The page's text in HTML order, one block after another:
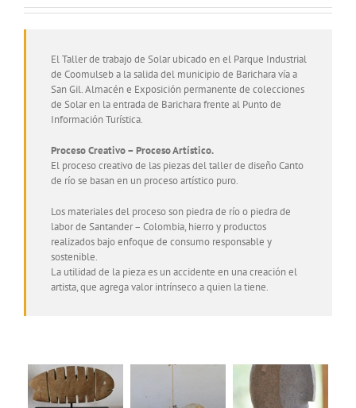
El Taller de trabajo de Solar ubicado en el Parque Industrial
de Coomulseb a la salida del municipio de Barichara vía a
San Gil. Almacén e Exposición permanente de colecciones
de Solar en la entrada de Barichara frente al Punto de
Información Turística.
Proceso Creativo – Proceso Artístico.
El proceso creativo de las piezas del taller de diseño Canto
de río se basan en un proceso artístico puro.
Los materiales del proceso son piedra de río o piedra de
labor de Santander – Colombia, hierro y productos
realizados bajo enfoque de consumo responsable y
sostenible.
La utilidad de la pieza es un accidente en una creación el
artista, que agrega valor intrínseco a quien la tiene.